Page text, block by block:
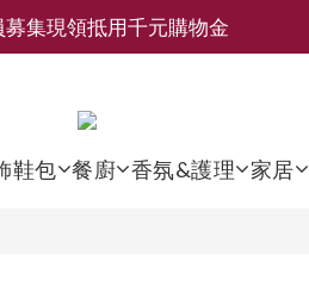
募集現領抵用千元購物金
募集現領抵用千元購物金
[ 全館折上兩件9折，三件享85折 】
募集現領抵用千元購物金
鞋包 餐廚 香氛&護理 家居